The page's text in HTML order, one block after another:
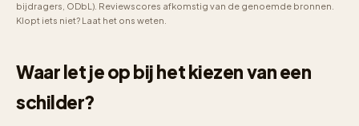
bijdragers, ODbL). Reviewscores afkomstig van de genoemde bronnen.
Klopt iets niet? Laat het ons weten.
Waar let je op bij het kiezen van een
schilder?